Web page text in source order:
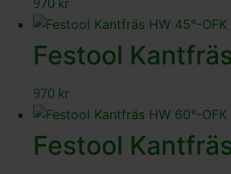
970 kr
Festool
970 kr
Festool